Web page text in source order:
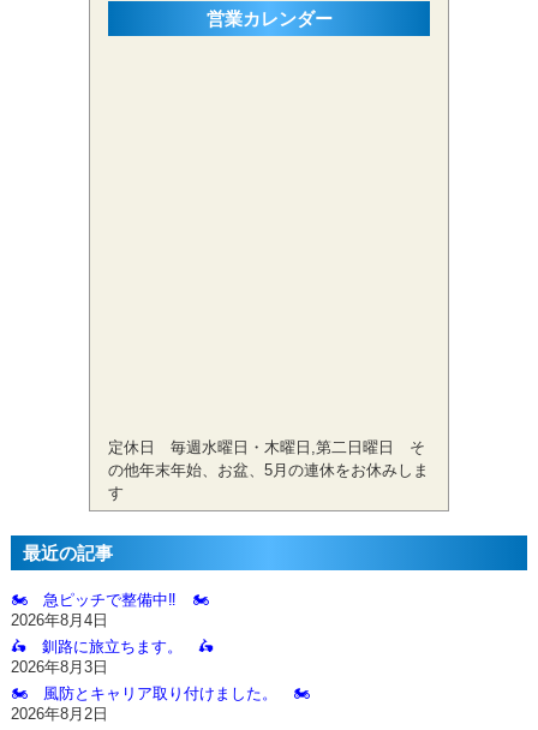
営業カレンダー
定休日 毎週水曜日・木曜日,第二日曜日 そ
の他年末年始、お盆、5月の連休をお休みしま
す
最近の記事
🏍️ 急ピッチで整備中‼️ 🏍️
2026年8月4日
🛵 釧路に旅立ちます。 🛵
2026年8月3日
🏍️ 風防とキャリア取り付けました。 🏍️
2026年8月2日